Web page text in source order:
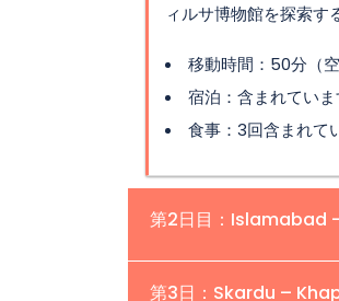
ィルサ博物館を探索す
移動時間：50分（
宿泊：含まれていま
食事：3回含まれて
第2日目：Islamabad
場所: Skardu | 高度:
第3日：Skardu –